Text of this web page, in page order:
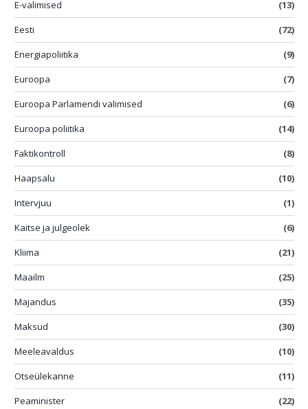
E-valimised
(13)
Eesti
(72)
Energiapoliitika
(9)
Euroopa
(7)
Euroopa Parlamendi valimised
(6)
Euroopa poliitika
(14)
Faktikontroll
(8)
Haapsalu
(10)
Intervjuu
(1)
Kaitse ja julgeolek
(6)
Kliima
(21)
Maailm
(25)
Majandus
(35)
Maksud
(30)
Meeleavaldus
(10)
Otseülekanne
(11)
Peaminister
(22)